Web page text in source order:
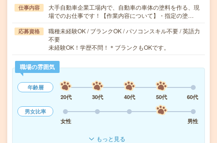
仕事内容
大手自動車企業工場内で、自動車の車体の塗料を作る、現
場でのお仕事です！【作業内容について】・指定の塗…
応募資格
職種未経験OK / ブランクOK / パソコンスキル不要 / 英語力
不要
未経験OK！学歴不問！＊ブランクもOKです。
職場の雰囲気
年齢層
20代
30代 40代 50代
60代
男女比率
女性
男性
もっと見る